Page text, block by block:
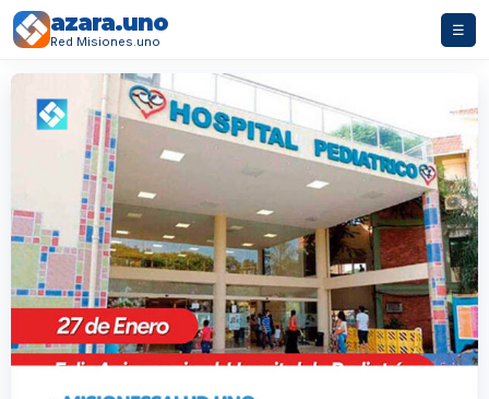
azara.uno
Red Misiones.uno
☰